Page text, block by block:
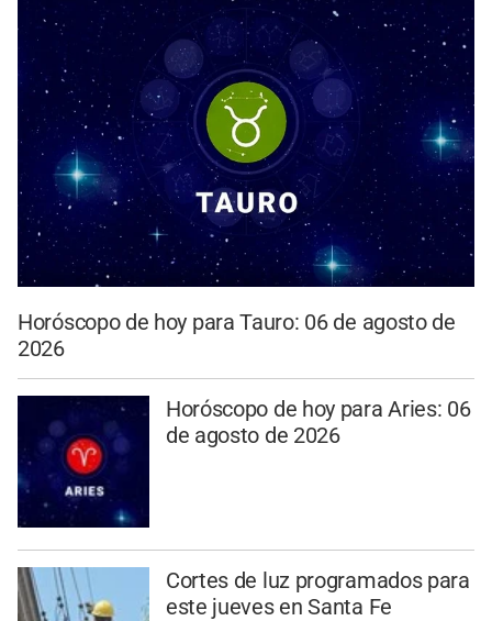
Horóscopo de hoy para Tauro: 06 de agosto de
2026
Horóscopo de hoy para Aries: 06
de agosto de 2026
Cortes de luz programados para
este jueves en Santa Fe